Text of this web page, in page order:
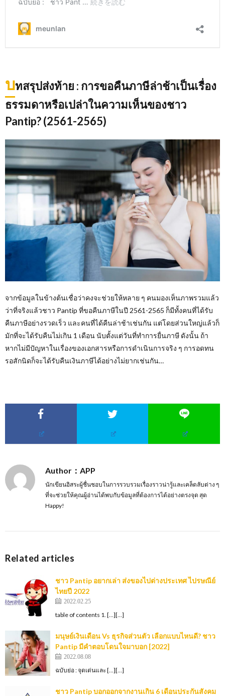
บทสรุปส่งท้าย : การขอคืนภาษีล่าช้าเป็นเรื่อง
ธรรมดาหรือเปล่าในความเห็นของชาว
Pantip? (2561-2565)
จากข้อมูลในข้างต้นเชื่อว่าคงจะช่วยให้หลาย ๆ คนมองเห็นภาพรวมแล้ว
ว่าที่จริงแล้วชาว Pantip ที่ขอคืนภาษีในปี 2561-2565 ก็มีทั้งคนที่ได้รับ
คืนภาษีอย่างรวดเร็ว และคนที่ได้คืนล่าช้าเช่นกัน แต่โดยส่วนใหญ่แล้วก็
มักที่จะได้รับคืนไม่เกิน 1 เดือน นับตั้งแต่วันที่ทำการยื่นภาษี ดังนั้น ถ้า
หากไม่มีปัญหาในเรื่องของเอกสารหรือการดำเนินการจริง ๆ การอดทน
รอสักนิดก็จะได้รับคืนเงินภาษีได้อย่างไม่ยากเช่นกัน…
Author：APP
นักเขียนอิสระผู้ชื่นชอบในการรวบรวมเรื่องราวน่ารู้และเคล็ดลับต่าง ๆ
ที่จะช่วยให้คุณผู้อ่านได้พบกับข้อมูลที่ต้องการได้อย่างตรงจุด สุด
Happy!
Related articles
ชาว Pantip อยากเล่า ส่งของไปต่างประเทศ ไปรษณีย์
ไทยปี 2022
2022.02.25
table of contents 1. […][…]
มนุษย์เงินเดือน Vs ธุรกิจส่วนตัว เลือกแบบไหนดี? ชาว
Pantip มีคำตอบโดนใจมาบอก [2022]
2022.08.08
ฉบับย่อ : จุดเด่นและ […][…]
ชาว Pantip บอกออกจากงานเกิน 6 เดือนประกันสังคม